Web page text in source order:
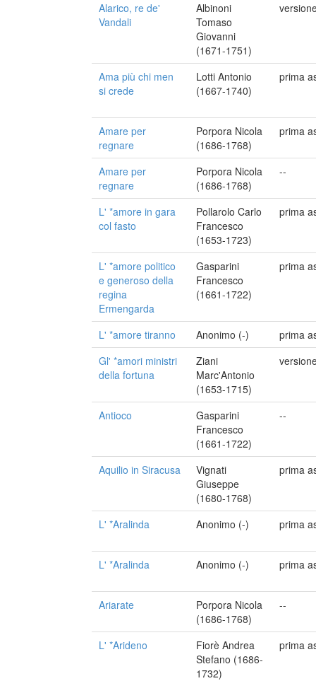
Alarico, re de'
Vandali
Albinoni
Tomaso
Giovanni
(1671-1751)
Ama più chi men
si crede
Lotti Antonio
(1667-1740)
prima
Amare per
regnare
Porpora Nicola
(1686-1768)
prima
Amare per
regnare
Porpora Nicola
(1686-1768)
--
L' *amore in gara
col fasto
Pollarolo Carlo
Francesco
(1653-1723)
prima
L' *amore politico
e generoso della
regina
Ermengarda
Gasparini
Francesco
(1661-1722)
prima
L' *amore tiranno Anonimo (-)
prima
Gl' *amori ministri
della fortuna
Ziani
Marc'Antonio
(1653-1715)
Antioco
Gasparini
Francesco
(1661-1722)
--
Aquilio in Siracusa
Vignati
Giuseppe
(1680-1768)
prima
L' *Aralinda Anonimo (-) prima
L' *Aralinda Anonimo (-) prima
Ariarate
Porpora Nicola
(1686-1768)
--
L' *Arideno
Fiorè Andrea
Stefano (1686-
1732)
prima